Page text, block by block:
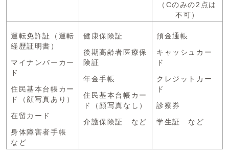
（Cのみの2点は
不可）
運転免許証（運転
経歴証明書）
マイナンバーカー
ド
住民基本台帳カー
ド（顔写真あり）
在留カード
身体障害者手帳
など
健康保険証
後期高齢者医療保
険証
年金手帳
住民基本台帳カー
ド（顔写真なし）
介護保険証 など
預金通帳
キャッシュカー
ド
クレジットカー
ド
診察券
学生証 など